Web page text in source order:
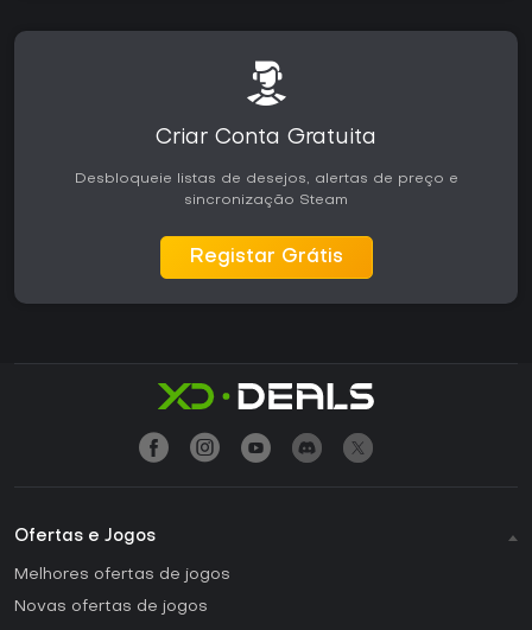
Criar Conta Gratuita
Desbloqueie listas de desejos, alertas de preço e
sincronização Steam
Registar Grátis
Ofertas e Jogos
Melhores ofertas de jogos
Novas ofertas de jogos